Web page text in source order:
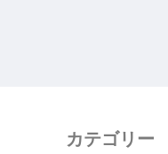
カテゴリー